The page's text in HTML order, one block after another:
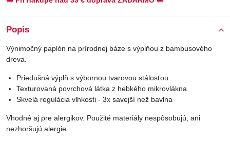
Popis
Výnimočný paplón na prírodnej báze s výplňou z bambusového
dreva.
Priedušná výplň s výbornou tvarovou stálosťou
Texturovaná povrchová látka z hebkého mikrovlákna
Skvelá regulácia vlhkosti - 3x savejší než bavlna
Vhodné aj pre alergikov. Použité materiály nespôsobujú, ani
nezhoršujú alergie.